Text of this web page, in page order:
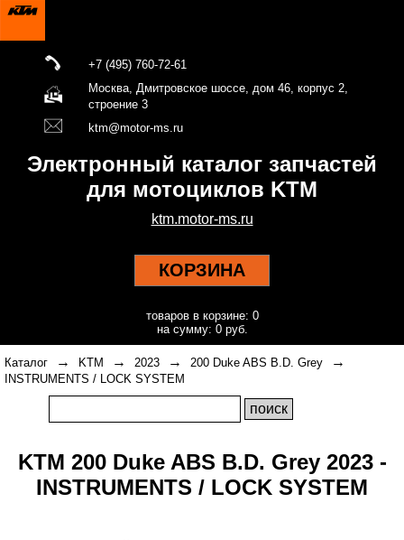
+7 (495) 760-72-61
Москва, Дмитровское шоссе, дом 46, корпус 2,
строение 3
ktm@motor-ms.ru
Электронный каталог запчастей
для мотоциклов KTM
ktm.motor-ms.ru
КОРЗИНА
товаров в корзине: 0
на сумму: 0 руб.
Каталог → KTM → 2023 → 200 Duke ABS B.D. Grey →
INSTRUMENTS / LOCK SYSTEM
KTM 200 Duke ABS B.D. Grey 2023 -
INSTRUMENTS / LOCK SYSTEM